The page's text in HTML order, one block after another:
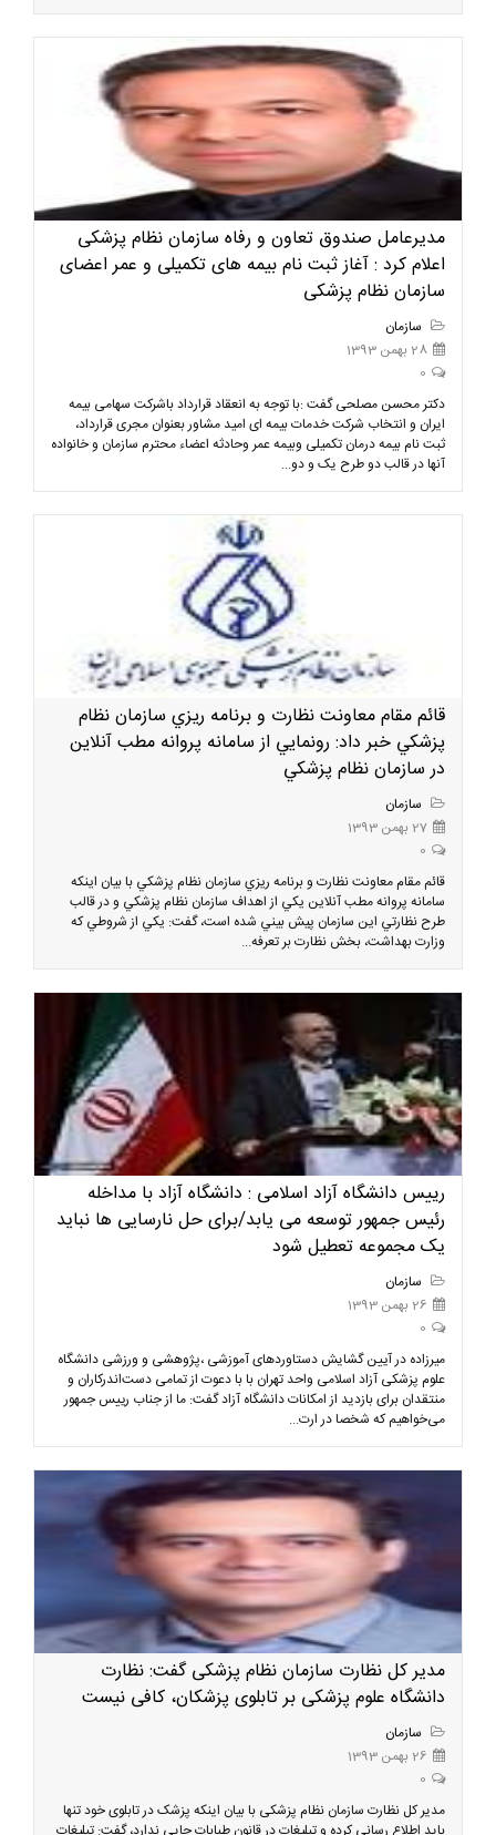
مدیرعامل صندوق تعاون و رفاه سازمان نظام پزشکی
اعلام کرد : آغاز ثبت نام بیمه های تکمیلی و عمر اعضای
سازمان نظام پزشکی
سازمان
28 بهمن 1393
0
دکتر محسن مصلحی گفت :با توجه به انعقاد قرارداد باشرکت سهامی بیمه
ایران و انتخاب شرکت خدمات بیمه ای امید مشاور بعنوان مجری قرارداد،
ثبت نام بیمه درمان تکمیلی وبیمه عمر وحادثه اعضاء محترم سازمان و خانواده
آنها در قالب دو طرح یک و دو...
قائم مقام معاونت نظارت و برنامه ريزي سازمان نظام
پزشكي خبر داد: رونمايي از سامانه پروانه مطب آنلاين
در سازمان نظام پزشكي
سازمان
27 بهمن 1393
0
قائم مقام معاونت نظارت و برنامه ريزي سازمان نظام پزشكي با بيان اينكه
سامانه پروانه مطب آنلاين يكي از اهداف سازمان نظام پزشكي و در قالب
طرح نظارتي اين سازمان پيش بيني شده است، گفت: يكي از شروطي كه
وزارت بهداشت، بخش نظارت بر تعرفه...
رییس دانشگاه آزاد اسلامی : دانشگاه آزاد با مداخله
رئیس جمهور توسعه می یابد/برای حل نارسایی ها نباید
یک مجموعه تعطیل شود
سازمان
26 بهمن 1393
0
میرزاده در آیین گشایش دستاوردهای آموزشی ،پژوهشی و ورزشی دانشگاه
علوم پزشکی آزاد اسلامی واحد تهران با با دعوت از تمامی دست‌اندرکاران و
منتقدان برای بازدید از امکانات دانشگاه آزاد گفت: ما از جناب رییس جمهور
می‌خواهیم که شخصا در ارت...
مدیر کل نظارت سازمان نظام پزشکی گفت: نظارت
دانشگاه علوم پزشکی بر تابلوی پزشکان، کافی نیست
سازمان
26 بهمن 1393
0
مدیر کل نظارت سازمان نظام پزشکی با بیان اینکه پزشک در تابلوی خود تنها